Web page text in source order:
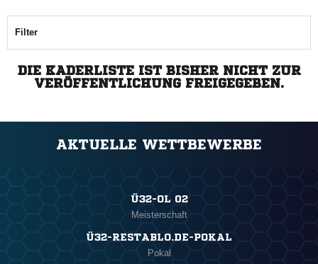
Filter
DIE KADERLISTE IST BISHER NICHT ZUR
VERÖFFENTLICHUNG FREIGEGEBEN.
AKTUELLE WETTBEWERBE
Ü32-OL 02
Meisterschaft
Ü32-RESTABLO.DE-POKAL
Pokal